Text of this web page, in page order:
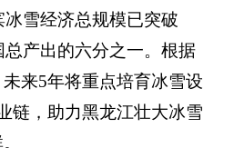
冰雪经济总规模已突破
总产出的六分之一。根据
来5年将重点培育冰雪设
链，助力黑龙江壮大冰雪